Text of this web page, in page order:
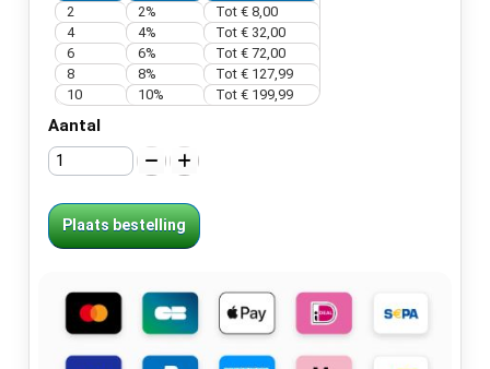
2
2% Tot € 8,00
4
4% Tot € 32,00
6
6% Tot € 72,00
8
8% Tot € 127,99
10
10% Tot € 199,99
Aantal
Plaats bestelling